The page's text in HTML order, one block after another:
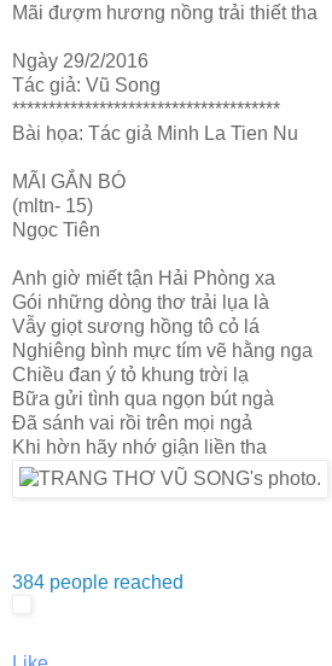
Mãi đượm hương nồng trải thiết tha
Ngày 29/2/2016
Tác giả: Vũ Song
*************************************
Bài họa: Tác giả Minh La Tien Nu
MÃI GẮN BÓ
(mltn- 15)
Ngọc Tiên
Anh giờ miết tận Hải Phòng xa
Gói những dòng thơ trải lụa là
Vẫy giọt sương hồng tô cỏ lá
Nghiêng bình mực tím vẽ hằng nga
Chiều đan ý tỏ khung trời lạ
Bữa gửi tình qua ngọn bút ngà
Đã sánh vai rồi trên mọi ngả
Khi hờn hãy nhớ giận liền tha
384 people reached